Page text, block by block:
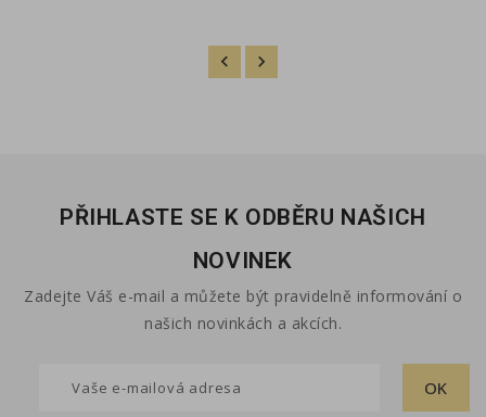
PŘIHLASTE SE K ODBĚRU NAŠICH
NOVINEK
Zadejte Váš e-mail a můžete být pravidelně informování o
našich novinkách a akcích.